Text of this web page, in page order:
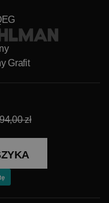
Grafit
zł